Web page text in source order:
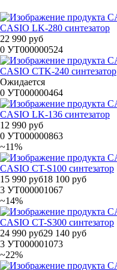
CASIO LK-280 синтезатор
22 990 руб
0 УТ000000524
CASIO CTK-240 синтезатор
Ожидается
0 УТ000000464
CASIO LK-136 синтезатор
12 990 руб
0 УТ000000863
~11%
CASIO CT-S100 синтезатор
15 990 руб18 100 руб
3 УТ000001067
~14%
CASIO CT-S300 синтезатор
24 990 руб29 140 руб
3 УТ000001073
~22%